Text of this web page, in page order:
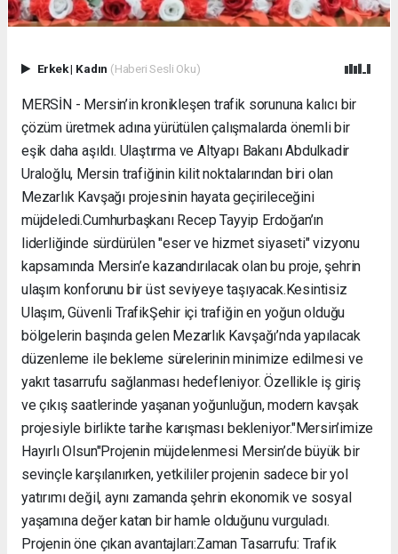
Erkek| Kadın (Haberi Sesli Oku)
MERSİN - Mersin’in kronikleşen trafik sorununa kalıcı bir
çözüm üretmek adına yürütülen çalışmalarda önemli bir
eşik daha aşıldı. Ulaştırma ve Altyapı Bakanı Abdulkadir
Uraloğlu, Mersin trafiğinin kilit noktalarından biri olan
Mezarlık Kavşağı projesinin hayata geçirileceğini
müjdeledi. ​Cumhurbaşkanı Recep Tayyip Erdoğan’ın
liderliğinde sürdürülen "eser ve hizmet siyaseti" vizyonu
kapsamında Mersin’e kazandırılacak olan bu proje, şehrin
ulaşım konforunu bir üst seviyeye taşıyacak. ​Kesintisiz
Ulaşım, Güvenli Trafik ​Şehir içi trafiğin en yoğun olduğu
bölgelerin başında gelen Mezarlık Kavşağı’nda yapılacak
düzenleme ile bekleme sürelerinin minimize edilmesi ve
yakıt tasarrufu sağlanması hedefleniyor. Özellikle iş giriş
ve çıkış saatlerinde yaşanan yoğunluğun, modern kavşak
projesiyle birlikte tarihe karışması bekleniyor. ​"Mersin’imize
Hayırlı Olsun" ​Projenin müjdelenmesi Mersin’de büyük bir
sevinçle karşılanırken, yetkililer projenin sadece bir yol
yatırımı değil, aynı zamanda şehrin ekonomik ve sosyal
yaşamına değer katan bir hamle olduğunu vurguladı. ​
Projenin öne çıkan avantajları: ​Zaman Tasarrufu: Trafik